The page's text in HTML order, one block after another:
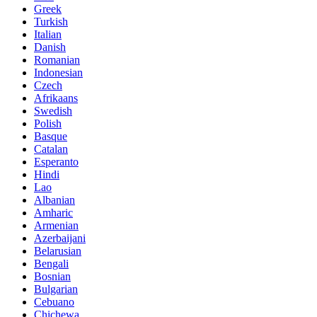
Greek
Turkish
Italian
Danish
Romanian
Indonesian
Czech
Afrikaans
Swedish
Polish
Basque
Catalan
Esperanto
Hindi
Lao
Albanian
Amharic
Armenian
Azerbaijani
Belarusian
Bengali
Bosnian
Bulgarian
Cebuano
Chichewa